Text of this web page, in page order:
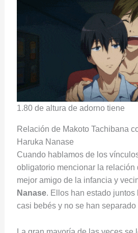
1.80 de altura de adorno tiene
Relación de Makoto Tachibana
Haruka Nanase
Cuando hablamos de los
obligatorio mencionar la relación
mejor amigo de la infancia y
Nanase. Ellos han estado juntos
casi bebés y no se han